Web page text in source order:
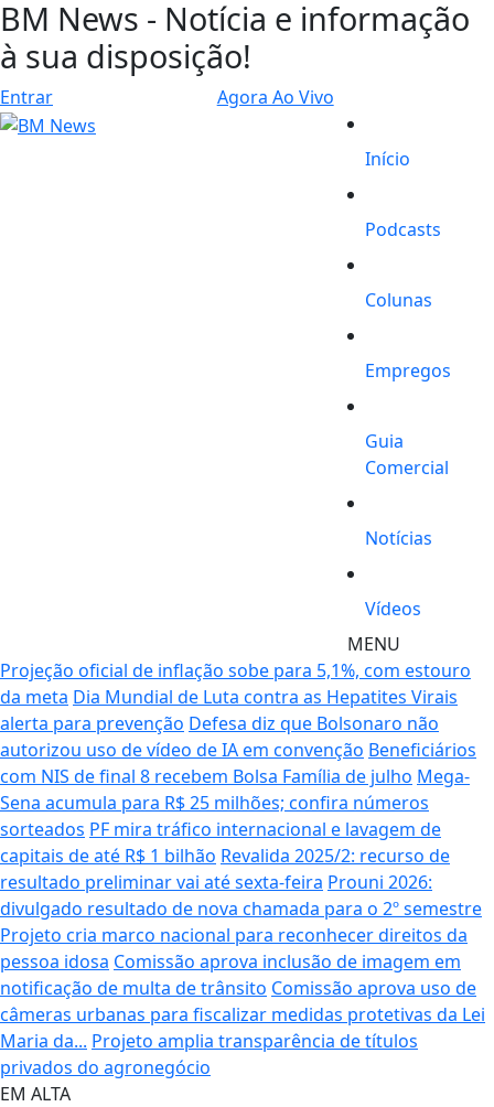
BM News - Notícia e informação
à sua disposição!
Entrar Agora Ao Vivo
Início
Podcasts
Colunas
Empregos
Guia
Comercial
Notícias
Vídeos
MENU
Projeção oficial de inflação sobe para 5,1%, com estouro
da meta Dia Mundial de Luta contra as Hepatites Virais
alerta para prevenção Defesa diz que Bolsonaro não
autorizou uso de vídeo de IA em convenção Beneficiários
com NIS de final 8 recebem Bolsa Família de julho Mega-
Sena acumula para R$ 25 milhões; confira números
sorteados PF mira tráfico internacional e lavagem de
capitais de até R$ 1 bilhão Revalida 2025/2: recurso de
resultado preliminar vai até sexta-feira Prouni 2026:
divulgado resultado de nova chamada para o 2º semestre
Projeto cria marco nacional para reconhecer direitos da
pessoa idosa Comissão aprova inclusão de imagem em
notificação de multa de trânsito Comissão aprova uso de
câmeras urbanas para fiscalizar medidas protetivas da Lei
Maria da... Projeto amplia transparência de títulos
privados do agronegócio
EM ALTA